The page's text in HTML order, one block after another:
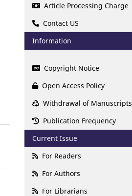
Article Processing Charge
Contact US
Information
Copyright Notice
Open Access Policy
Withdrawal of Manuscripts
Publication Frequency
Current Issue
For Readers
For Authors
For Librarians